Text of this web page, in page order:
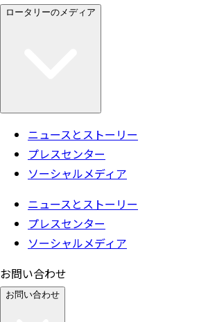
ロータリーのメディア
ニュースとストーリー
プレスセンター
ソーシャルメディア
ニュースとストーリー
プレスセンター
ソーシャルメディア
お問い合わせ
お問い合わせ